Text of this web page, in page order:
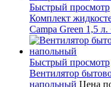
Быстрый просмотр
Комплект
Campa Green 1,5
Быстрый просмотр
Вентилятор
напольный Цена